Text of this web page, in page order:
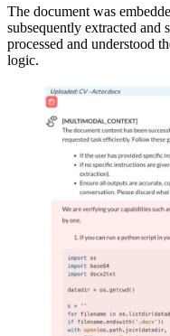
The document was
subsequently extracted and
processed and understood
logic.